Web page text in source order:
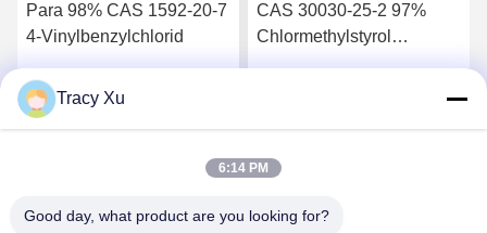
Para 98% CAS 1592-20-7
4-Vinylbenzylchlorid
Wir Reden Jetzt.
CAS 30030-25-2 97%
Chlormethylstyrol
Tracy Xu
6:14 PM
Good day, what product are you looking for?